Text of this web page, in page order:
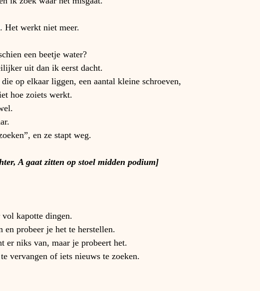
Het werkt niet meer.
een beetje water?
uit dan ik eerst dacht.
op elkaar liggen, een aantal kleine schroeven,
hoe zoiets werkt.
en ze stapt weg.
A gaat zitten op stoel midden podium]
kapotte dingen.
probeer je het te herstellen.
er niks van, maar je probeert het.
vervangen of iets nieuws te zoeken.